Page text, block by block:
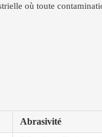
où toute
Abrasivité